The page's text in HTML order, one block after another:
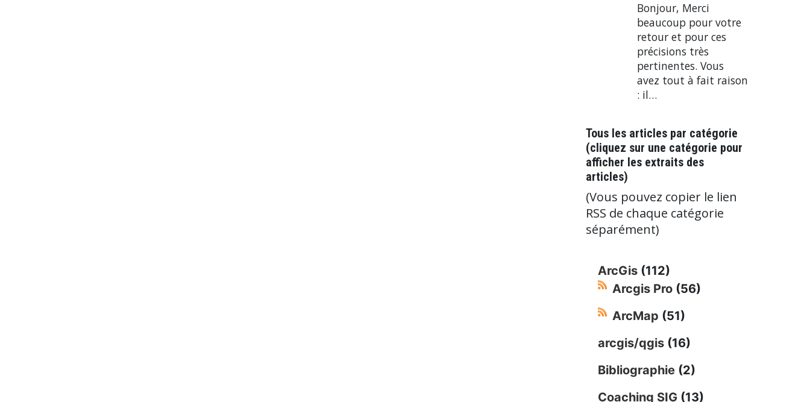
Bonjour, Merci
beaucoup pour votre
retour et pour ces
précisions très
pertinentes. Vous
avez tout à fait raison
: il…
Tous les articles par catégorie
(cliquez sur une catégorie pour
afficher les extraits des
articles)
(Vous pouvez copier le lien
RSS de chaque catégorie
séparément)
ArcGis (112)
Arcgis Pro (56)
ArcMap (51)
arcgis/qgis (16)
Bibliographie (2)
Coaching SIG (13)